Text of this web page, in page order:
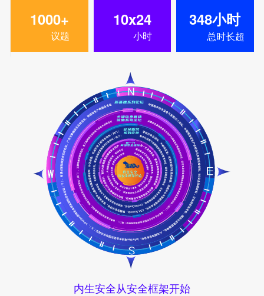
1000+
议题
10x24
小时
348小时
总时长超
内生安全从安全框架开始